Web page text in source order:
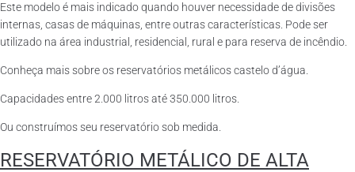
Este modelo é mais indicado quando houver necessidade de divisões
internas, casas de máquinas, entre outras características. Pode ser
utilizado na área industrial, residencial, rural e para reserva de incêndio.
Conheça mais sobre os reservatórios metálicos castelo d’água.
Capacidades entre 2.000 litros até 350.000 litros.
Ou construímos seu reservatório sob medida.
RESERVATÓRIO METÁLICO DE ALTA